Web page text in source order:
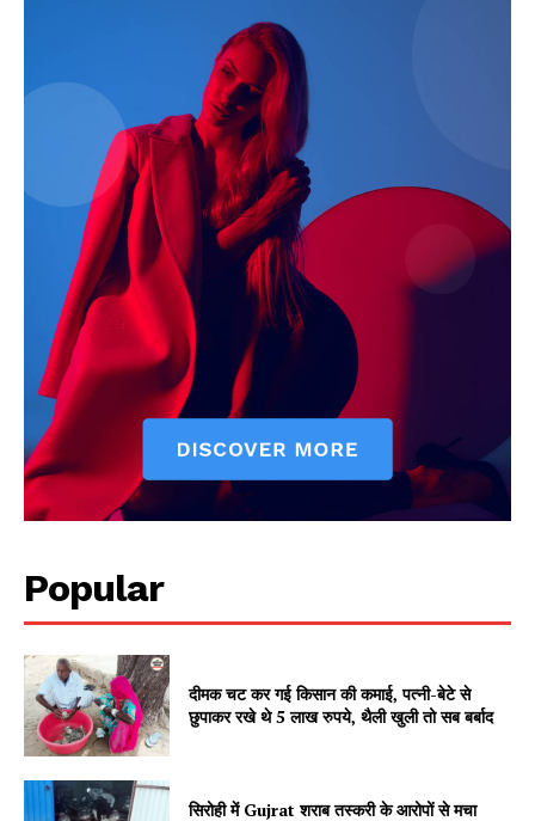
Popular
दीमक चट कर गई किसान की कमाई, पत्नी-बेटे से
छुपाकर रखे थे 5 लाख रुपये, थैली खुली तो सब बर्बाद
सिरोही में Gujrat शराब तस्करी के आरोपों से मचा